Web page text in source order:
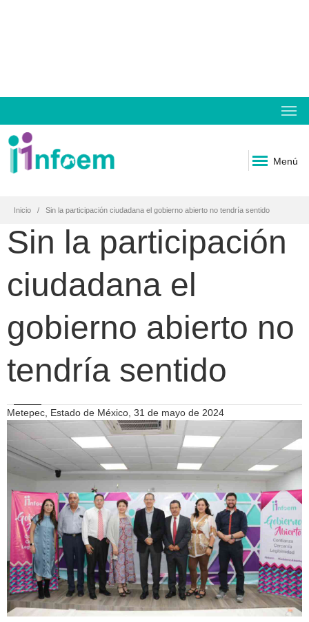
Menú
Inicio Sin la participación ciudadana el gobierno abierto no tendría sentido
Sin la participación
ciudadana el
gobierno abierto no
tendría sentido
Metepec, Estado de México, 31 de mayo de 2024